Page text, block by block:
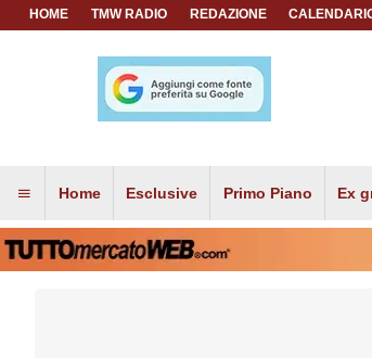
HOME TMW RADIO REDAZIONE
Home Esclusive Primo Piano Ex